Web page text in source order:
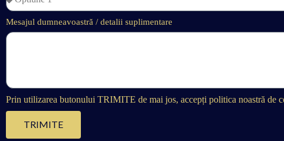
Mesajul dumneavoastră / detalii suplimentare
Prin utilizarea butonului TRIMITE de mai jos, accepți politica noastră de
TRIMITE